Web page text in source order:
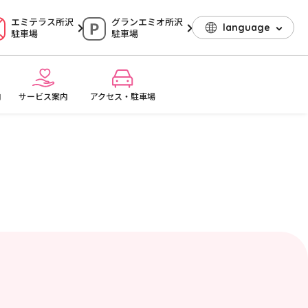
エミテラス所沢
駐車場
グランエミオ所沢
駐車場
language
サービス案内 アクセス・駐車場